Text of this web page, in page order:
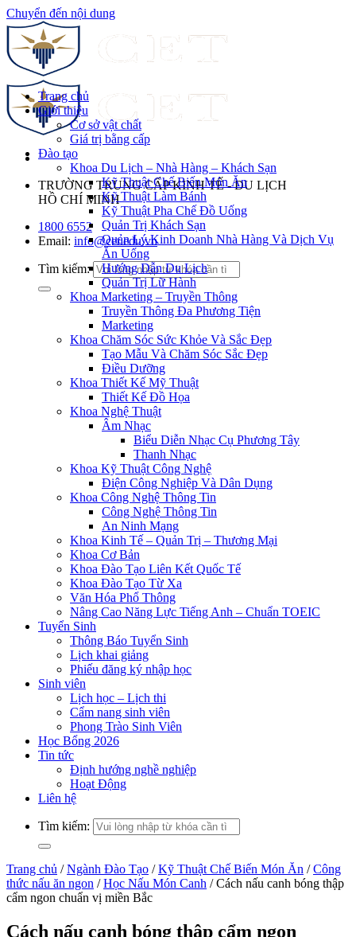
Chuyển đến nội dung
TRƯỜNG TRUNG CẤP KINH TẾ - DU LỊCH
HỒ CHÍ MINH
1800 6552
Email: info@cet.edu.vn
Tìm kiếm:
Trang chủ
Giới thiệu
Cơ sở vật chất
Giá trị bằng cấp
Đào tạo
Khoa Du Lịch – Nhà Hàng – Khách Sạn
Kỹ Thuật Chế Biến Món Ăn
Kỹ Thuật Làm Bánh
Kỹ Thuật Pha Chế Đồ Uống
Quản Trị Khách Sạn
Quản Lý Kinh Doanh Nhà Hàng Và Dịch Vụ
Ăn Uống
Hướng Dẫn Du Lịch
Quản Trị Lữ Hành
Khoa Marketing – Truyền Thông
Truyền Thông Đa Phương Tiện
Marketing
Khoa Chăm Sóc Sức Khỏe Và Sắc Đẹp
Tạo Mẫu Và Chăm Sóc Sắc Đẹp
Điều Dưỡng
Khoa Thiết Kế Mỹ Thuật
Thiết Kế Đồ Họa
Khoa Nghệ Thuật
Âm Nhạc
Biểu Diễn Nhạc Cụ Phương Tây
Thanh Nhạc
Khoa Kỹ Thuật Công Nghệ
Điện Công Nghiệp Và Dân Dụng
Khoa Công Nghệ Thông Tin
Công Nghệ Thông Tin
An Ninh Mạng
Khoa Kinh Tế – Quản Trị – Thương Mại
Khoa Cơ Bản
Khoa Đào Tạo Liên Kết Quốc Tế
Khoa Đào Tạo Từ Xa
Văn Hóa Phổ Thông
Nâng Cao Năng Lực Tiếng Anh – Chuẩn TOEIC
Tuyển Sinh
Thông Báo Tuyển Sinh
Lịch khai giảng
Phiếu đăng ký nhập học
Sinh viên
Lịch học – Lịch thi
Cẩm nang sinh viên
Phong Trào Sinh Viên
Học Bổng 2026
Tin tức
Định hướng nghề nghiệp
Hoạt Động
Liên hệ
Tìm kiếm:
Trang chủ / Ngành Đào Tạo / Kỹ Thuật Chế Biến Món Ăn / Công
thức nấu ăn ngon / Học Nấu Món Canh / Cách nấu canh bóng thập
cẩm ngon chuẩn vị miền Bắc
Cách nấu canh bóng thập cẩm ngon